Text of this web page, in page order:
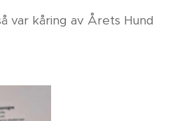
var kåring av Årets Hund